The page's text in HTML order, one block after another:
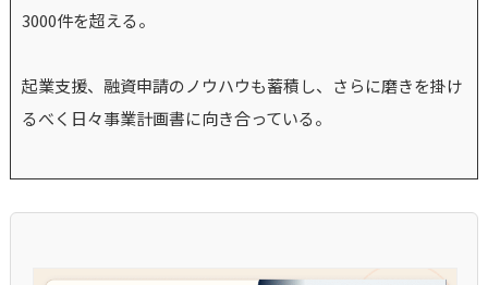
3000件を超える。
起業支援、融資申請のノウハウも蓄積し、さらに磨きを掛け
るべく日々事業計画書に向き合っている。